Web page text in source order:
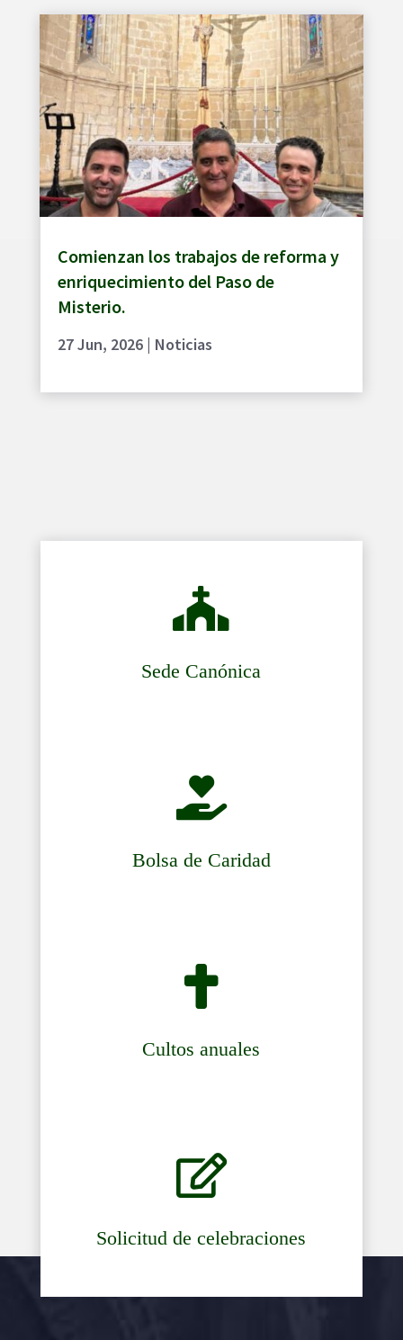
Comienzan los trabajos de reforma y
enriquecimiento del Paso de
Misterio.
27 Jun, 2026| Noticias

Sede Canónica

Bolsa de Caridad

Cultos anuales

Solicitud de celebraciones